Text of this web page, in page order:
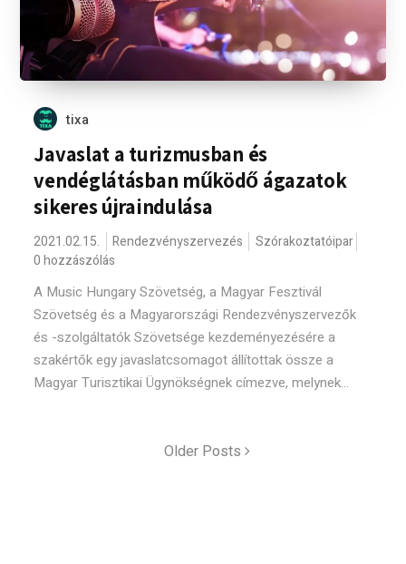
tixa
Javaslat a turizmusban és
vendéglátásban működő ágazatok
sikeres újraindulása
2021.02.15. Rendezvényszervezés
Szórakoztatóipar
0 hozzászólás
A Music Hungary Szövetség, a Magyar Fesztivál
Szövetség és a Magyarországi Rendezvényszervezők
és -szolgáltatók Szövetsége kezdeményezésére a
szakértők egy javaslatcsomagot állítottak össze a
Magyar Turisztikai Ügynökségnek címezve, melynek...
Older Posts